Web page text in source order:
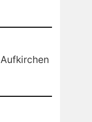
Aufkirchen